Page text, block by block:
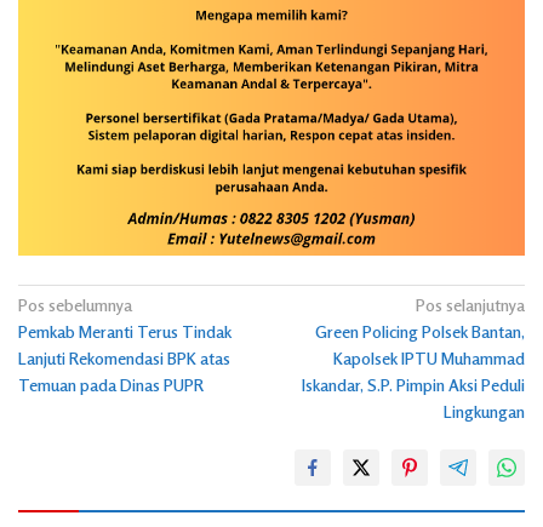
Navigasi
pos
Pos sebelumnya
Pemkab Meranti Terus Tindak
Lanjuti Rekomendasi BPK atas
Temuan pada Dinas PUPR
Pos selanjutnya
Green Policing Polsek Bantan,
Kapolsek IPTU Muhammad
Iskandar, S.P. Pimpin Aksi Peduli
Lingkungan